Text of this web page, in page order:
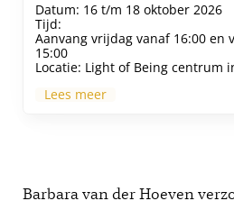
Datum: 16 t/m 18 oktober 2026
Tijd:
Aanvang vrijdag vanaf 16:00 en
15:00
Locatie: Light of Being centrum
Lees meer
Barbara van der Hoeven